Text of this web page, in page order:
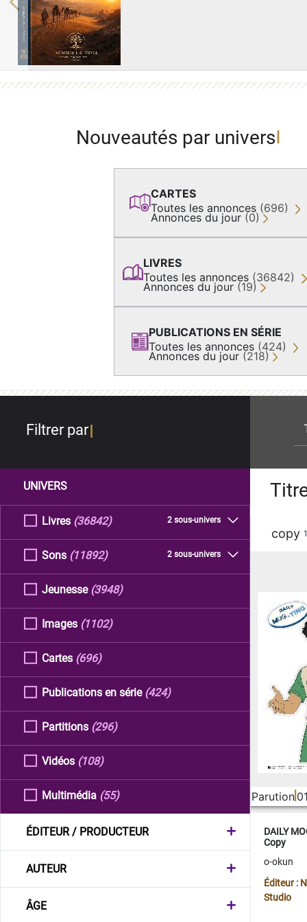
Previous
Nouveautés par univers
CARTES
Toutes les annonces (696)
Annonces du jour (0)
LIVRES
Toutes les annonces (36842)
Annonces du jour (19)
PUBLICATIONS EN SÉRIE
Toutes les annonces (424)
Annonces du jour (218)
Filtrer par
UNIVERS
Livres 2 sous-univers
(36842)
Sons 2 sous-univers
(11892)
Jeunesse (3948)
Images (1102)
Cartes (696)
Publications en série (424)
Partitions (296)
Vidéos (108)
Multimédia (55)
ÉDITEUR / PRODUCTEUR
AUTEUR
ÂGE
copy
Parution
DAILY
Copy
o-okun
Éditeur :
Studio